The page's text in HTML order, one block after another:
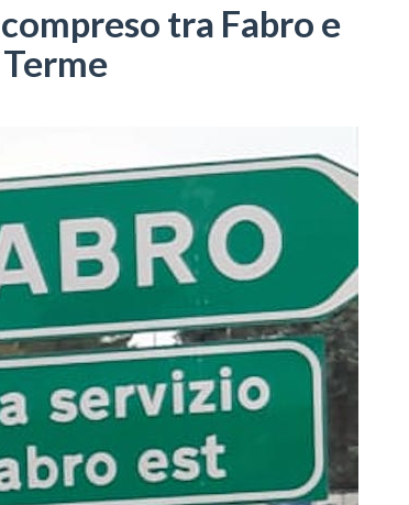
tra Fabro e